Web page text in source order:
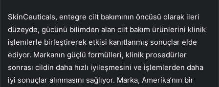
SkinCeuticals, entegre cilt bakımının öncüsü olarak ileri
düzeyde, gücünü bilimden alan cilt bakım ürünlerini klinik
işlemlerle birleştirerek etkisi kanıtlanmış sonuçlar elde
ediyor. Markanın güçlü formülleri, klinik prosedürler
sonrası cildin daha hızlı iyileşmesini ve işlemlerden daha
iyi sonuçlar alınmasını sağlıyor. Marka, Amerika’nın bir